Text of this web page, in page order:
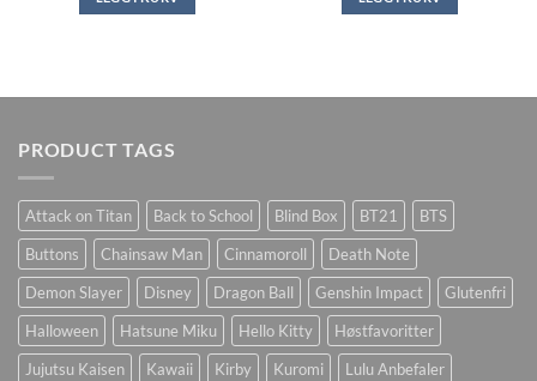
PRODUCT TAGS
Attack on Titan Back to School Blind Box BT21
BTS
Buttons
Chainsaw Man Cinnamoroll
Death Note
Demon Slayer
Disney Dragon Ball Genshin Impact
Glutenfri
Halloween
Hatsune Miku Hello Kitty
Høstfavoritter
Jujutsu Kaisen
Kawaii Kirby Kuromi
Lulu Anbefaler